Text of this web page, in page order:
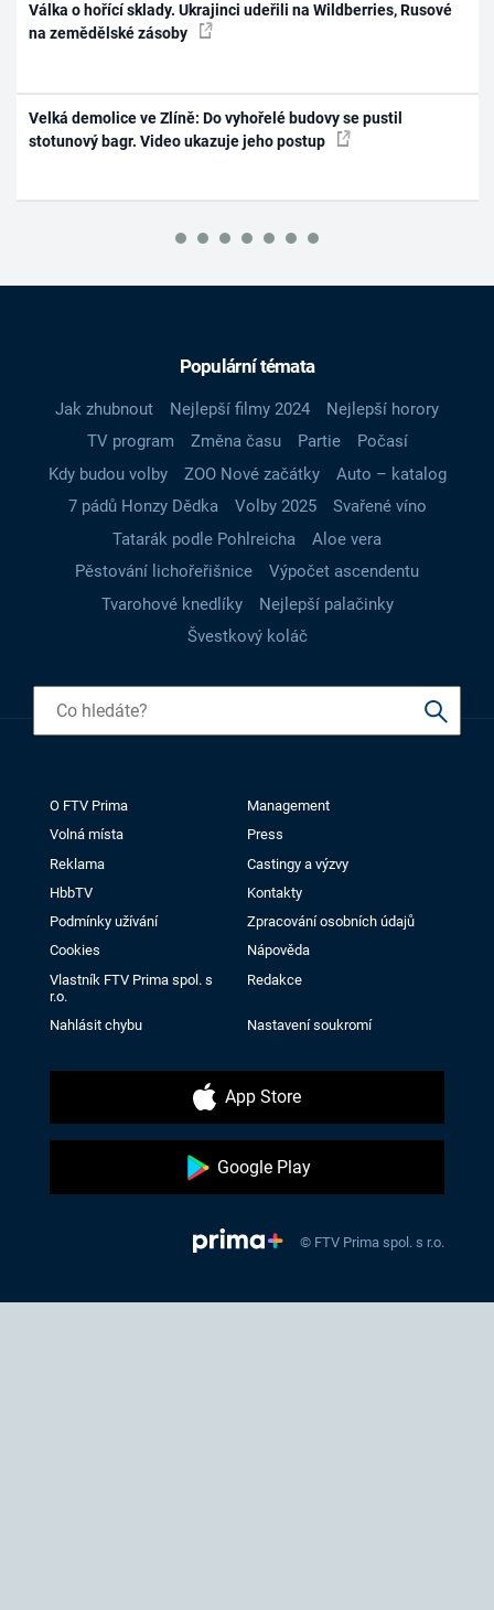
Válka o hořící sklady. Ukrajinci udeřili na Wildberries, Rusové
na zemědělské zásoby
Velká demolice ve Zlíně: Do vyhořelé budovy se pustil
stotunový bagr. Video ukazuje jeho postup
Populární témata
Jak zhubnout Nejlepší filmy 2024
Nejlepší horory
TV program
Změna času Partie
Počasí
Kdy budou volby
ZOO Nové začátky
Auto – katalog
7 pádů Honzy Dědka
Volby 2025
Svařené víno
Tatarák podle Pohlreicha
Aloe vera
Pěstování lichořeřišnice
Výpočet ascendentu
Tvarohové knedlíky
Nejlepší palačinky
Švestkový koláč
O FTV Prima
Management
Volná místa
Press
Reklama
Castingy a výzvy
HbbTV
Kontakty
Podmínky užívání
Zpracování osobních údajů
Cookies
Nápověda
Vlastník FTV Prima spol. s
r.o.
Redakce
Nahlásit chybu Nastavení soukromí
App Store
Google Play
© FTV Prima spol. s r.o.